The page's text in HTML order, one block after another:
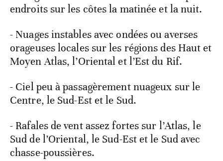
endroits sur les côtes la matinée et la nuit.
- Nuages instables avec ondées ou averses
orageuses locales sur les régions des Haut et
Moyen Atlas, l’Oriental et l’Est du Rif.
- Ciel peu à passagèrement nuageux sur le
Centre, le Sud-Est et le Sud.
- Rafales de vent assez fortes sur l’Atlas, le
Sud de l’Oriental, le Sud-Est et le Sud avec
chasse-poussières.